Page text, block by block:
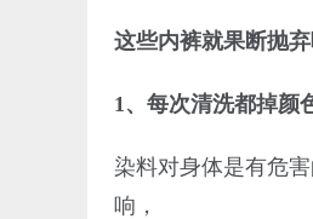
这些内裤就果断抛
1、每次清洗都掉颜
染料对身体是有危
响，